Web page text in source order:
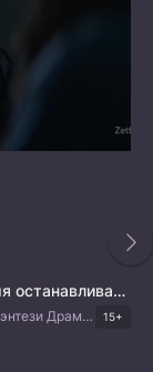
Когда время останавливается
Романтика Фэнтези Драма Корейские дорамы 15+